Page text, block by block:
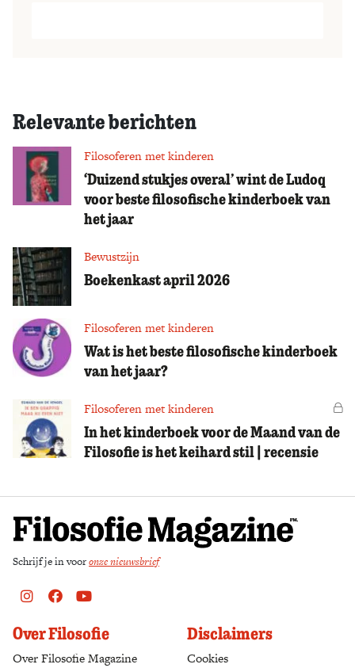
Relevante berichten
Filosoferen met kinderen
‘Duizend stukjes overal’ wint de Ludoq
voor beste filosofische kinderboek van
het jaar
Bewustzijn
Boekenkast april 2026
Filosoferen met kinderen
Wat is het beste filosofische kinderboek
van het jaar?
Filosoferen met kinderen
In het kinderboek voor de Maand van de
Filosofie is het keihard stil | recensie
Schrijf je in vooronze nieuwsbrief
Instagram
FacebookYoutube
Over Filosofie
Over Filosofie Magazine
Disclaimers
Cookies